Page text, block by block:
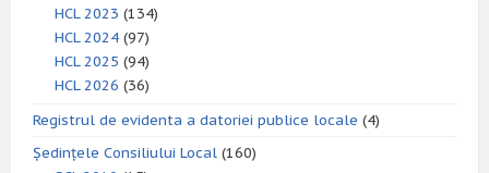
HCL 2023 (134)
HCL 2024 (97)
HCL 2025 (94)
HCL 2026 (36)
Registrul de evidenta a datoriei publice locale (4)
Ședințele Consiliului Local (160)